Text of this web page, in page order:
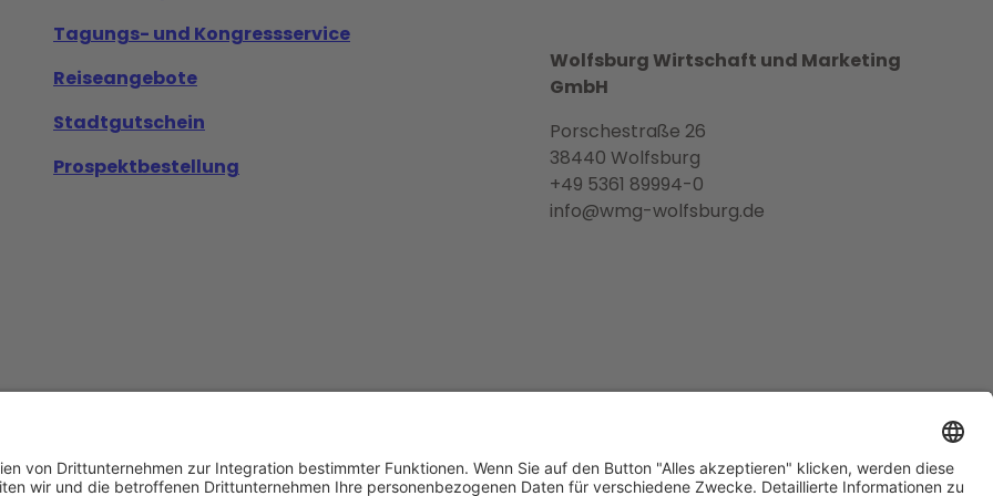
Tagungs- und Kongressservice
Reiseangebote
Stadtgutschein
Prospektbestellung
Wolfsburg Wirtschaft und Marketing
GmbH
Porschestraße 26
38440 Wolfsburg
+49 5361 89994-0
info@wmg-wolfsburg.de